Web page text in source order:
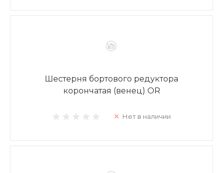
Шестерня бортового редуктора
корончатая (венец) OR
Нет в наличии